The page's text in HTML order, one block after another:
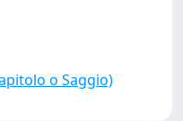
o Saggio)